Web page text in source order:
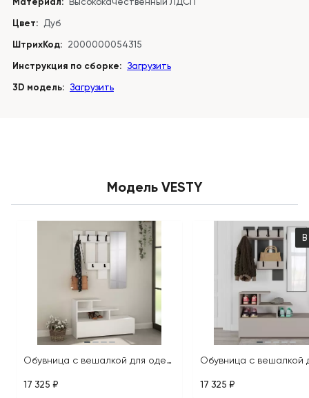
Цвет: Дуб
ШтрихКод: 2000000054315
Инструкция по сборке: Загрузить
3D модель: Загрузить
Модель VESTY
Обувница с вешалкой для одежды VESTY HALL STAND
17 325 ₽ 17 325 ₽